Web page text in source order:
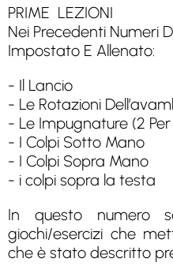
PRIME LEZIONI
Nei Precedenti Numeri
Impostato E Allenato:
- Il Lancio
- Le Rotazioni
- Le Impugnature (2
- I Colpi Sotto Mano
- I Colpi Sopra Mano
- i colpi sopra la testa
In questo numero
giochi/esercizi che
che è stato descritto